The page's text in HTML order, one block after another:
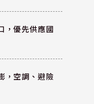
，優先供應國
，空調、避險